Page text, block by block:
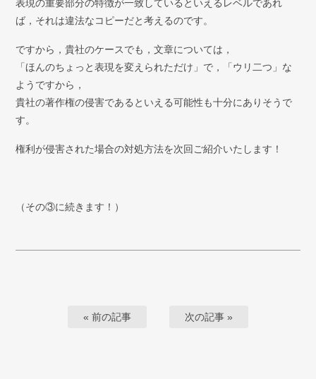
表現の重要部分の特徴が一致しているといえるレベルであれ
ば，それは違法なコピーだと考えるのです。
ですから，貴社のケースでも，文章については，
「ほんのちょっと表現を変えられただけ」で，「ウリ二つ」な
ようですから，
貴社の著作権の侵害であるといえる可能性も十分にありそうで
す。
権利が侵害された場合の対処方法を次回ご紹介いたします！
（その③に続きます！）
« 前の記事 次の記事 »